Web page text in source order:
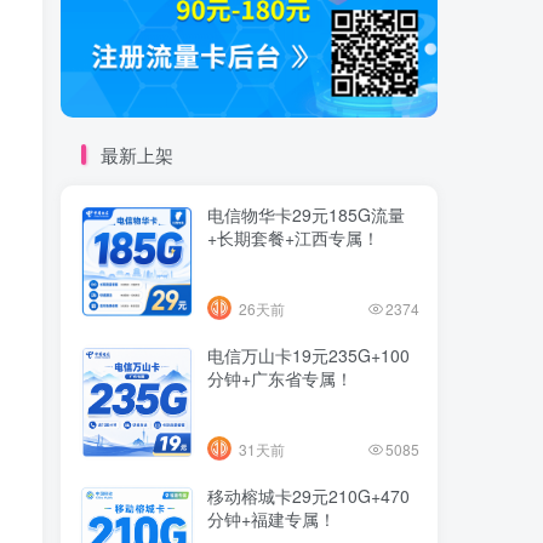
最新上架
电信物华卡29元185G流量
+长期套餐+江西专属！
26天前 2374
电信万山卡19元235G+100
分钟+广东省专属！
31天前 5085
移动榕城卡29元210G+470
分钟+福建专属！